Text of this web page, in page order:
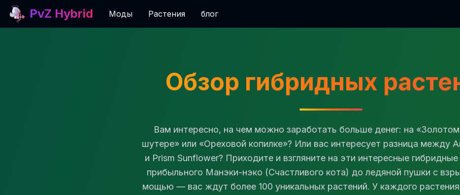
PvZ Hybrid Моды Растения блог
Обзор гибридных
Вам интересно, на чем можно заработать больше денег: на
шутере» или «Ореховой копилке»? Или вас интересует разница между
и Prism Sunflower? Приходите и взгляните на эти интересные
прибыльного Манэки-нэко (Счастливого кота) до ледяной пушки с
мощью — вас ждут более 100 уникальных растений. У каждого